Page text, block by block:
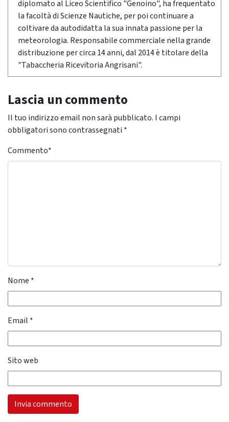
diplomato al Liceo Scientifico "Genoino", ha frequentato
la facoltà di Scienze Nautiche, per poi continuare a
coltivare da autodidatta la sua innata passione per la
meteorologia. Responsabile commerciale nella grande
distribuzione per circa 14 anni, dal 2014 è titolare della
"Tabaccheria Ricevitoria Angrisani".
Lascia un commento
Il tuo indirizzo email non sarà pubblicato. I campi
obbligatori sono contrassegnati *
Commento*
Nome *
Email *
Sito web